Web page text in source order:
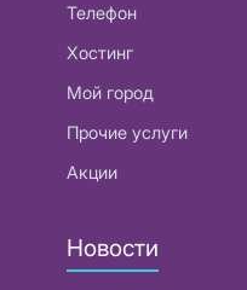
Телефон
Хостинг
Мой город
Прочие услуги
Акции
Новости